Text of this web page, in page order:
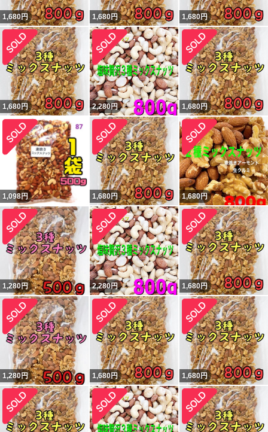
1,680円 1,680円 1,680円
1,680円 2,280円 1,680円
1,098円 1,680円 1,680円
1,280円 2,280円 1,680円
1,280円 1,680円 1,680円